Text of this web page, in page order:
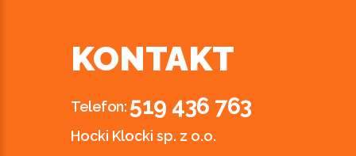
KONTAKT
Telefon: 519 436 763
Hocki Klocki sp. z o.o.